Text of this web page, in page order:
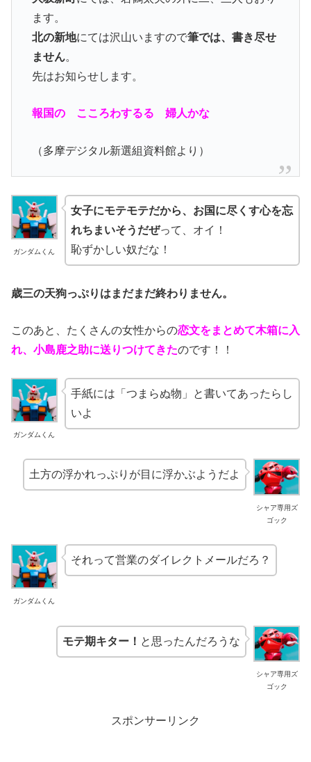
ます。
北の新地にては沢山いますので筆では、書き尽せ
ません。
先はお知らせします。
報国の こころわするる 婦人かな
（多摩デジタル新選組資料館より）
ガンダムくん
女子にモテモテだから、お国に尽くす心を忘
れちまいそうだぜって、オイ！
恥ずかしい奴だな！
歳三の天狗っぷりはまだまだ終わりません。
このあと、たくさんの女性からの恋文をまとめて木箱に入
れ、小島鹿之助に送りつけてきたのです！！
ガンダムくん
手紙には「つまらぬ物」と書いてあったらし
いよ
シャア専用ズ
ゴック
土方の浮かれっぷりが目に浮かぶようだよ
ガンダムくん
それって営業のダイレクトメールだろ？
シャア専用ズ
ゴック
モテ期キター！ と思ったんだろうな
スポンサーリンク